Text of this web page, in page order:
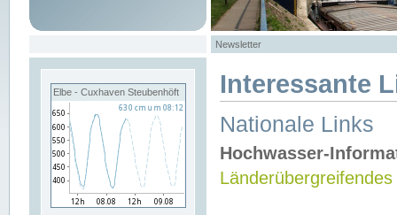
Newsletter
Elbe - Cuxhaven Steubenhöft Interessante
Nationale Links
Hochwasser-